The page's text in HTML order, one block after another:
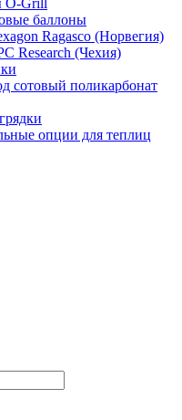
O-Grill
баллоны
Ragasco (Норвегия)
Research (Чехия)
сотовый поликарбонат
опции для теплиц